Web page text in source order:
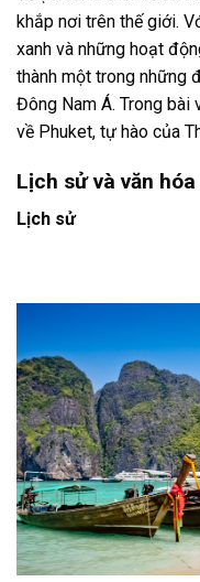
khắp nơi trên thế giới.
xanh và những hoạt
thành một trong những
Đông Nam Á. Trong bài
về Phuket, tự hào của
Lịch sử và văn
Lịch sử